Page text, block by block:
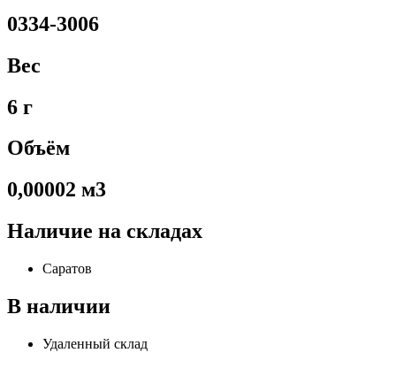
0334-3006
Вес
6 г
Объём
0,00002 м3
Наличие на складах
Саратов
В наличии
Удаленный склад